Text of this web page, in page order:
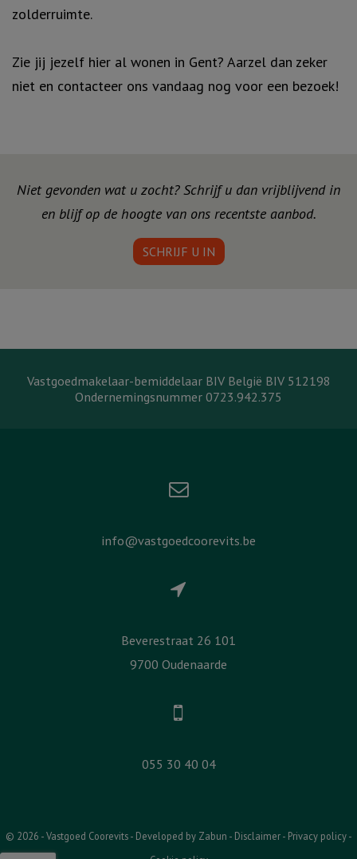
zolderruimte.
Zie jij jezelf hier al wonen in Gent? Aarzel dan zeker
niet en contacteer ons vandaag nog voor een bezoek!
Niet gevonden wat u zocht? Schrijf u dan vrijblijvend in
en blijf op de hoogte van ons recentste aanbod.
SCHRIJF U IN
Vastgoedmakelaar-bemiddelaar BIV België BIV 512198
Ondernemingsnummer 0723.942.375
info@vastgoedcoorevits.be
Beverestraat 26 101
9700 Oudenaarde
055 30 40 04
© 2026 - Vastgoed Coorevits - Developed by Zabun - Disclaimer- Privacy policy-